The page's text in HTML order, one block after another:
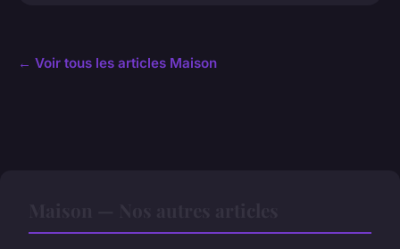
← Voir tous les articles Maison